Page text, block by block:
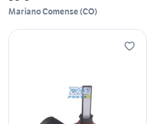
Mariano Comense(CO)